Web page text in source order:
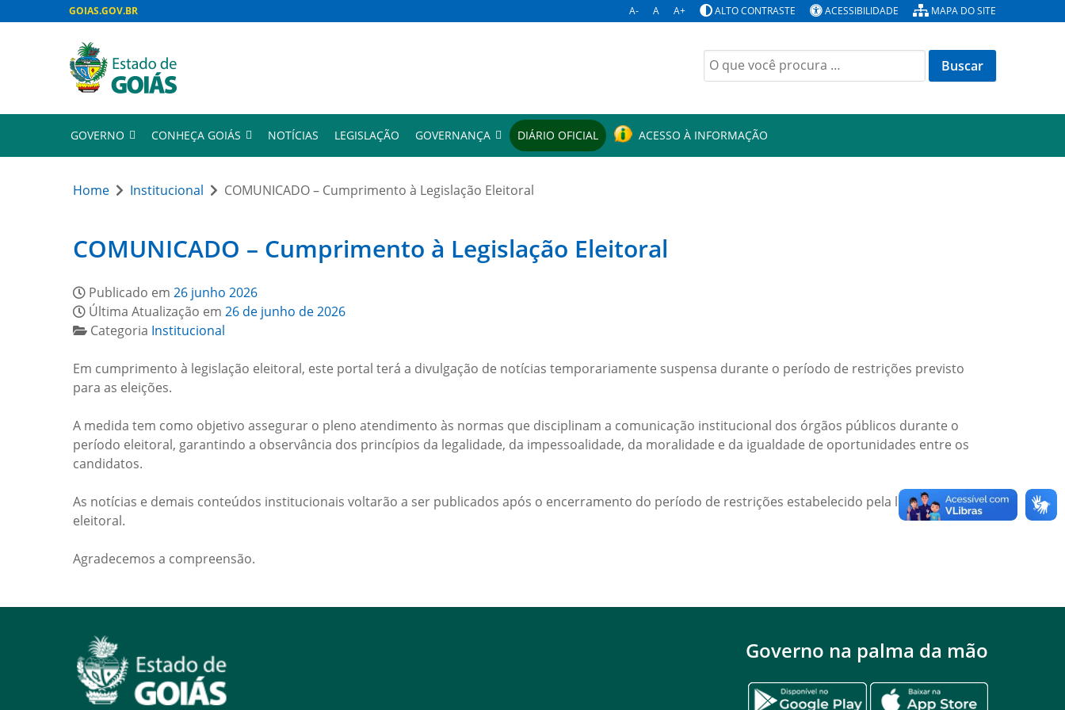
GOIAS.GOV.BR A- A A+ ALTO CONTRASTE ACESSIBILIDADE MAPA DO SITE
Buscar
por:
GOVERNO CONHEÇA GOIÁS NOTÍCIAS LEGISLAÇÃO GOVERNANÇA DIÁRIO OFICIAL ACESSO À INFORMAÇÃO
Home Institucional COMUNICADO – Cumprimento à Legislação Eleitoral
COMUNICADO – Cumprimento à Legislação Eleitoral
Publicado em 26 junho 2026
Última Atualização em 26 de junho de 2026
Categoria Institucional
Em cumprimento à legislação eleitoral, este portal terá a divulgação de notícias temporariamente suspensa durante o período de restrições previsto
para as eleições.
A medida tem como objetivo assegurar o pleno atendimento às normas que disciplinam a comunicação institucional dos órgãos públicos durante o
período eleitoral, garantindo a observância dos princípios da legalidade, da impessoalidade, da moralidade e da igualdade de oportunidades entre os
candidatos.
As notícias e demais conteúdos institucionais voltarão a ser publicados após o encerramento do período de restrições estabelecido pela legislação
eleitoral.
Agradecemos a compreensão.
Governo na palma da mão